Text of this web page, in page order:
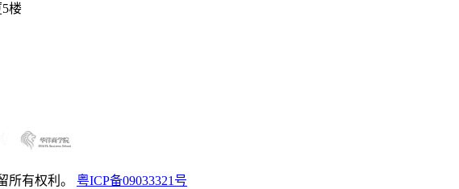
楼
所有权利。 粤ICP备09033321号